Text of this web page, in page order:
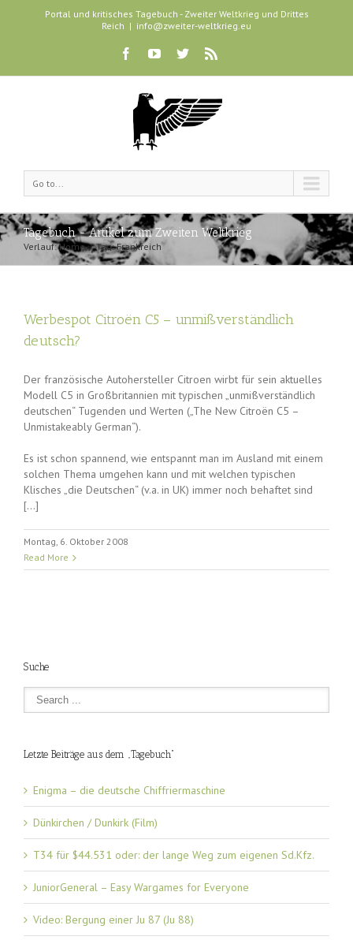
Portal und kritisches Tagebuch - Zweiter Weltkrieg und Drittes
Reich | info@zweiter-weltkrieg.eu
Go to...
Tagebuch - Artikel zum Zweiten Weltkrieg
Verlauf:Home Tag: Frankreich
Werbespot Citroën C5 – unmißverständlich
deutsch?
Der französische Autohersteller Citroen wirbt für sein aktuelles
Modell C5 in Großbritannien mit typischen „unmißverständlich
deutschen“ Tugenden und Werten („The New Citroën C5 –
Unmistakeably German“).
Es ist schon spannend, wie entspannt man im Ausland mit einem
solchen Thema umgehen kann und mit welchen typischen
Klisches „die Deutschen“ (v.a. in UK) immer noch behaftet sind
[…]
Montag, 6. Oktober 2008
Read More
Suche
Letzte Beiträge aus dem „Tagebuch“
Enigma – die deutsche Chiffriermaschine
Dünkirchen / Dunkirk (Film)
T34 für $44.531 oder: der lange Weg zum eigenen Sd.Kfz.
JuniorGeneral – Easy Wargames for Everyone
Video: Bergung einer Ju 87 (Ju 88)